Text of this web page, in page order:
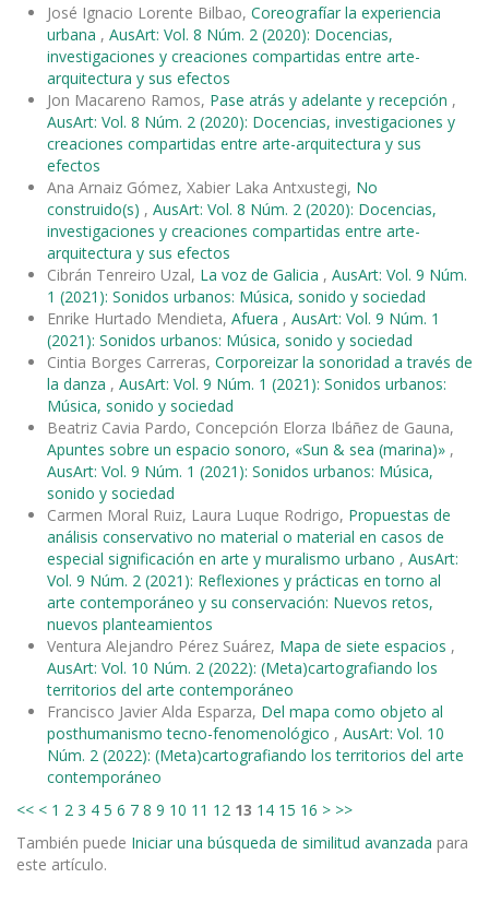
José Ignacio Lorente Bilbao, Coreografíar la experiencia
urbana , AusArt: Vol. 8 Núm. 2 (2020): Docencias,
investigaciones y creaciones compartidas entre arte-
arquitectura y sus efectos
Jon Macareno Ramos, Pase atrás y adelante y recepción ,
AusArt: Vol. 8 Núm. 2 (2020): Docencias, investigaciones y
creaciones compartidas entre arte-arquitectura y sus
efectos
Ana Arnaiz Gómez, Xabier Laka Antxustegi, No
construido(s) , AusArt: Vol. 8 Núm. 2 (2020): Docencias,
investigaciones y creaciones compartidas entre arte-
arquitectura y sus efectos
Cibrán Tenreiro Uzal, La voz de Galicia , AusArt: Vol. 9 Núm.
1 (2021): Sonidos urbanos: Música, sonido y sociedad
Enrike Hurtado Mendieta, Afuera , AusArt: Vol. 9 Núm. 1
(2021): Sonidos urbanos: Música, sonido y sociedad
Cintia Borges Carreras, Corporeizar la sonoridad a través de
la danza , AusArt: Vol. 9 Núm. 1 (2021): Sonidos urbanos:
Música, sonido y sociedad
Beatriz Cavia Pardo, Concepción Elorza Ibáñez de Gauna,
Apuntes sobre un espacio sonoro, «Sun & sea (marina)» ,
AusArt: Vol. 9 Núm. 1 (2021): Sonidos urbanos: Música,
sonido y sociedad
Carmen Moral Ruiz, Laura Luque Rodrigo, Propuestas de
análisis conservativo no material o material en casos de
especial significación en arte y muralismo urbano , AusArt:
Vol. 9 Núm. 2 (2021): Reflexiones y prácticas en torno al
arte contemporáneo y su conservación: Nuevos retos,
nuevos planteamientos
Ventura Alejandro Pérez Suárez, Mapa de siete espacios ,
AusArt: Vol. 10 Núm. 2 (2022): (Meta)cartografiando los
territorios del arte contemporáneo
Francisco Javier Alda Esparza, Del mapa como objeto al
posthumanismo tecno-fenomenológico , AusArt: Vol. 10
Núm. 2 (2022): (Meta)cartografiando los territorios del arte
contemporáneo
<< < 1 2 3 4 5 6 7 8 9 10 11 12 13 14 15 16 > >>
También puede Iniciar una búsqueda de similitud avanzada para
este artículo.